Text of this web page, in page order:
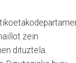
zein
dituztela.